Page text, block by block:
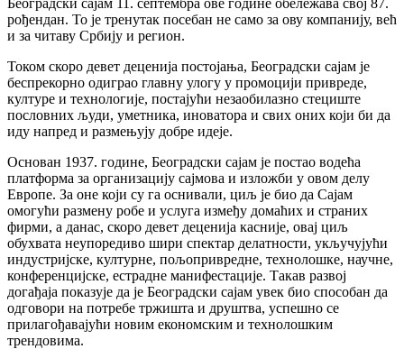
рођендан. То је тренутак посебан не само за ову компанију, већ
и за читаву Србију и регион.
Током скоро девет деценија постојања, Београдски сајам је
беспрекорно одиграо главну улогу у промоцији привреде,
културе и технологије, постајући незаобилазно стециште
пословних људи, уметника, иноватора и свих оних који би да
иду напред и размењују добре идеје.
Основан 1937. године, Београдски сајам је постао водећа
платформа за организацију сајмова и изложби у овом делу
Европе. За оне који су га оснивали, циљ је био да Сајам
омогући размену робе и услуга између домаћих и страних
фирми, а данас, скоро девет деценија касније, овај циљ
обухвата неупоредиво шири спектар делатности, укључујући
индустријске, културне, пољопривредне, технолошке, научне,
конференцијске, естрадне манифестације. Такав развој
догађаја показује да је Београдски сајам увек био способан да
одговори на потребе тржишта и друштва, успешно се
прилагођавајући новим економским и технолошким
трендовима.